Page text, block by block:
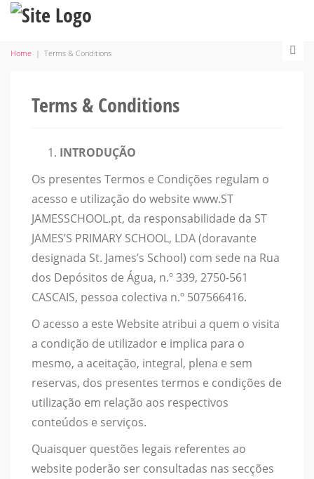
Home | Terms & Conditions
Terms & Conditions
INTRODUÇÃO
Os presentes Termos e Condições regulam o
acesso e utilização do website www.ST
JAMESSCHOOL.pt, da responsabilidade da ST
JAMES’S PRIMARY SCHOOL, LDA (doravante
designada St. James’s School) com sede na Rua
dos Depósitos de Água, n.º 339, 2750-561
CASCAIS, pessoa colectiva n.º 507566416.
O acesso a este Website atribui a quem o visita
a condição de utilizador e implica para o
mesmo, a aceitação, integral, plena e sem
reservas, dos presentes termos e condições de
utilização em relação aos respectivos
conteúdos e serviços.
Quaisquer questões legais referentes ao
website poderão ser consultadas nas secções